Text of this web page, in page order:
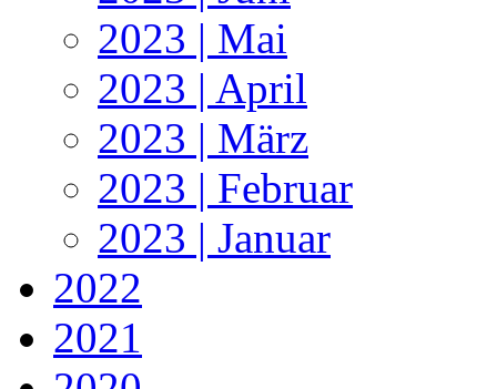
2023 | Mai
2023 | April
2023 | März
2023 | Februar
2023 | Januar
2022
2021